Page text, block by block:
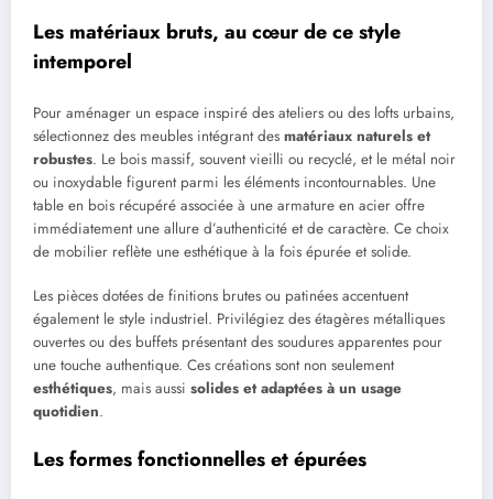
Les matériaux bruts, au cœur de ce style
intemporel
Pour aménager un espace inspiré des ateliers ou des lofts urbains,
sélectionnez des meubles intégrant des matériaux naturels et
robustes. Le bois massif, souvent vieilli ou recyclé, et le métal noir
ou inoxydable figurent parmi les éléments incontournables. Une
table en bois récupéré associée à une armature en acier offre
immédiatement une allure d’authenticité et de caractère. Ce choix
de mobilier reflète une esthétique à la fois épurée et solide.
Les pièces dotées de finitions brutes ou patinées accentuent
également le style industriel. Privilégiez des étagères métalliques
ouvertes ou des buffets présentant des soudures apparentes pour
une touche authentique. Ces créations sont non seulement
esthétiques, mais aussi solides et adaptées à un usage
quotidien.
Les formes fonctionnelles et épurées